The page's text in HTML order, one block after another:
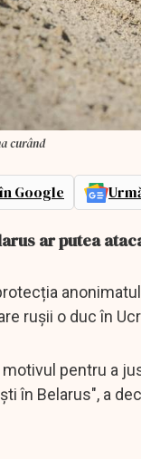
curând
Google
ar putea
rușii o duc în
pentru a
în Belarus", a